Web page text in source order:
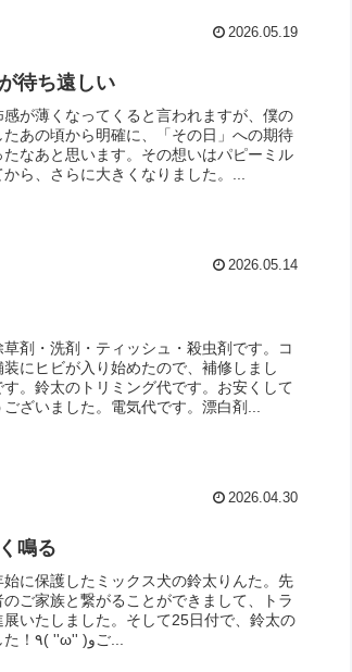
2026.05.19
待ち遠しい
が薄くなってくると言われますが、僕の
あの頃から明確に、「その日」への期待
なあと思います。その想いはパピーミル
ら、さらに大きくなりました。...
2026.05.14
剤・洗剤・ティッシュ・殺虫剤です。コ
にヒビが入り始めたので、補修しまし
。鈴太のトリミング代です。お安くして
ざいました。電気代です。漂白剤...
2026.04.30
鳴る
に保護したミックス犬の鈴太りんた。先
ご家族と繋がることができまして、トラ
いたしました。そして25日付で、鈴太の
正式譲渡が決定いたしました！٩( ''ω'' )وご...